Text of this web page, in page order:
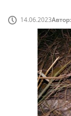
14.06.2023Автор: